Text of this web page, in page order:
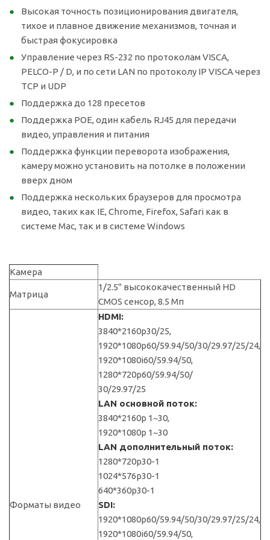
Высокая точность позиционирования двигателя,
тихое и плавное движение механизмов, точная и
быстрая фокусировка
Управление через RS-232 по протоколам VISCA,
PELCO-P / D, и по сети LAN по протоколу IP VISCA через
TCP и UDP
Поддержка до 128 пресетов
Поддержка POE, один кабель RJ45 для передачи
видео, управления и питания
Поддержка функции переворота изображения,
камеру можно установить на потолке в положении
вверх дном
Поддержка нескольких браузеров для просмотра
видео, таких как IE, Chrome, Firefox, Safari как в
системе Mac, так и в системе Windows
Камера
Матрица
1/2.5" высококачественный HD
CMOS сенсор, 8.5 Мп
Форматы видео
HDMI:
3840*2160p30/25,
1920*1080p60/59.94/50/30/29.97/25/24,
1920*1080i60/59.94/50,
1280*720p60/59.94/50/
30/29.97/25
LAN основной поток:
3840*2160p 1~30,
1920*1080p 1~30
LAN дополнительный поток:
1280*720p30-1
1024*576p30-1
640*360p30-1
SDI:
1920*1080p60/59.94/50/30/29.97/25/24,
1920*1080i60/59.94/50,